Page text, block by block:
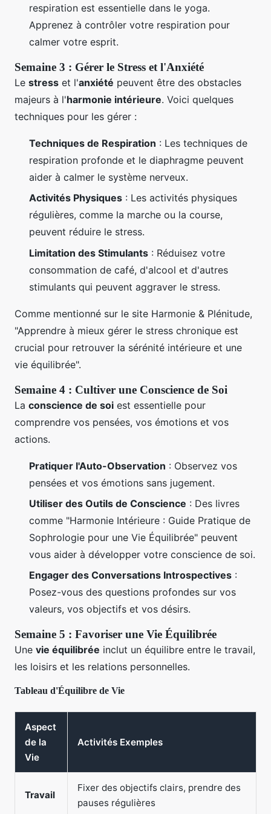
respiration est essentielle dans le yoga.
Apprenez à contrôler votre respiration pour
calmer votre esprit.
Semaine 3 : Gérer le Stress et l'Anxiété
Le stress et l'anxiété peuvent être des obstacles
majeurs à l'harmonie intérieure. Voici quelques
techniques pour les gérer :
Techniques de Respiration : Les techniques de
respiration profonde et le diaphragme peuvent
aider à calmer le système nerveux.
Activités Physiques : Les activités physiques
régulières, comme la marche ou la course,
peuvent réduire le stress.
Limitation des Stimulants : Réduisez votre
consommation de café, d'alcool et d'autres
stimulants qui peuvent aggraver le stress.
Comme mentionné sur le site Harmonie & Plénitude,
"Apprendre à mieux gérer le stress chronique est
crucial pour retrouver la sérénité intérieure et une
vie équilibrée".
Semaine 4 : Cultiver une Conscience de Soi
La conscience de soi est essentielle pour
comprendre vos pensées, vos émotions et vos
actions.
Pratiquer l'Auto-Observation : Observez vos
pensées et vos émotions sans jugement.
Utiliser des Outils de Conscience : Des livres
comme "Harmonie Intérieure : Guide Pratique de
Sophrologie pour une Vie Équilibrée" peuvent
vous aider à développer votre conscience de soi.
Engager des Conversations Introspectives :
Posez-vous des questions profondes sur vos
valeurs, vos objectifs et vos désirs.
Semaine 5 : Favoriser une Vie Équilibrée
Une vie équilibrée inclut un équilibre entre le travail,
les loisirs et les relations personnelles.
Tableau d'Équilibre de Vie
Aspect
de la
Vie
Activités Exemples
Travail
Fixer des objectifs clairs, prendre des
pauses régulières